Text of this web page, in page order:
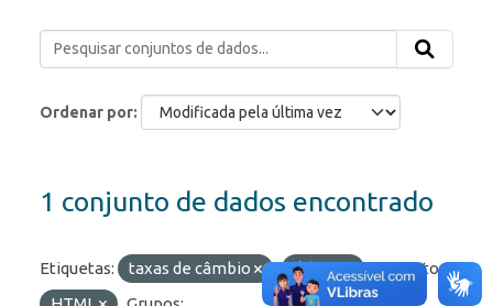
Ordenar por
1 conjunto de dados encontrado
Etiquetas: taxas de câmbio diárias
Formatos: